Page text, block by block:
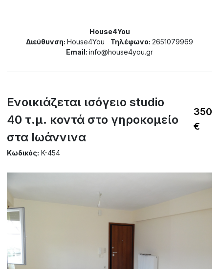
House4You
Διεύθυνση: House4You Τηλέφωνο: 2651079969
Email: info@house4you.gr
Ενοικιάζεται ισόγειο studio
40 τ.μ. κοντά στο γηροκομείο
στα Ιωάννινα
Κωδικός: K-454
350
€